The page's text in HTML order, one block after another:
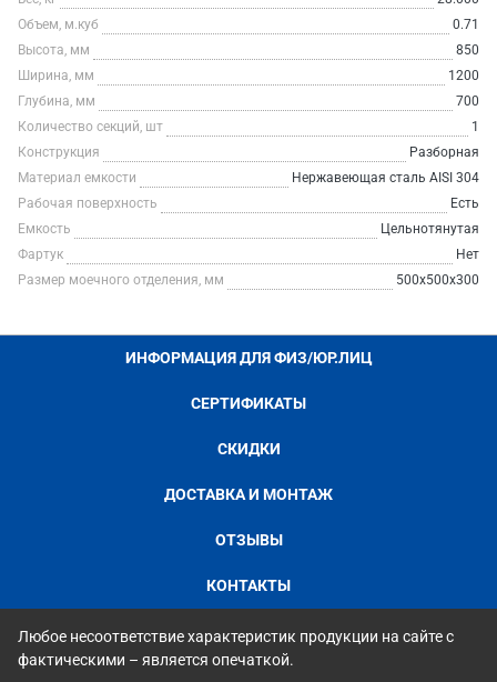
Объем, м.куб
0.71
Высота, мм
850
Ширина, мм
1200
Глубина, мм
700
Количество секций, шт
1
Конструкция
Разборная
Материал емкости
Нержавеющая сталь AISI 304
Рабочая поверхность
Есть
Емкость
Цельнотянутая
Фартук
Нет
Размер моечного отделения, мм
500х500х300
ИНФОРМАЦИЯ ДЛЯ ФИЗ/ЮР.ЛИЦ
СЕРТИФИКАТЫ
СКИДКИ
ДОСТАВКА И МОНТАЖ
ОТЗЫВЫ
КОНТАКТЫ
Любое несоответствие характеристик продукции на сайте с
фактическими – является опечаткой.